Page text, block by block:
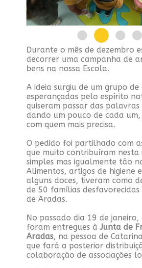
Durante o mês de dezembro
decorrer uma campanha de
bens na nossa Escola.
A ideia surgiu de um grupo de
esperançadas pelo espírito
quiseram passar das palavras
dando um pouco de cada
com quem mais precisa.
O pedido foi partilhado com
que muito contribuíram nesta
simples mas igualmente tão
Alimentos, artigos de higiene
alguns doces, tiveram como
de 50 famílias desfavorecidas
de Aradas.
No passado dia 19 de janeiro,
foram entregues àJunta de
Aradas, na pessoa de
que fará a posterior
colaboração de associações